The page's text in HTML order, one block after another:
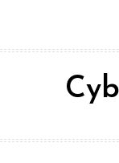
contenu